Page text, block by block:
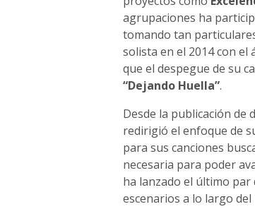
agrupaciones ha
tomando tan
solista en el 2014 con el
que el despegue de su
“Dejando Huella”.
Desde la publicación de
redirigió el enfoque de
para sus canciones
necesaria para poder
ha lanzado el último par
escenarios a lo largo